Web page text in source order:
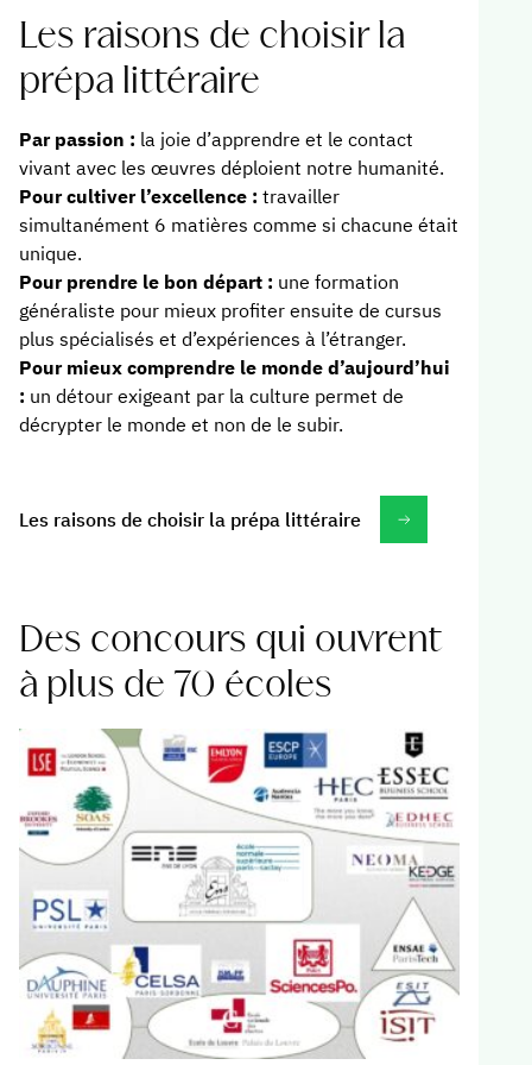
Les raisons de choisir la
prépa littéraire
Par passion : la joie d’apprendre et le contact
vivant avec les œuvres déploient notre humanité.
Pour cultiver l’excellence : travailler
simultanément 6 matières comme si chacune était
unique.
Pour prendre le bon départ : une formation
généraliste pour mieux profiter ensuite de cursus
plus spécialisés et d’expériences à l’étranger.
Pour mieux comprendre le monde d’aujourd’hui
: un détour exigeant par la culture permet de
décrypter le monde et non de le subir.
Les raisons de choisir la prépa littéraire
Des concours qui ouvrent
à plus de 70 écoles